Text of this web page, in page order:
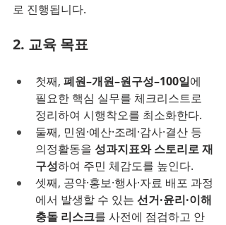
로 진행됩니다.
2. 교육 목표
첫째, 폐원–개원–원구성–100일에
필요한 핵심 실무를 체크리스트로
정리하여 시행착오를 최소화한다.
둘째, 민원·예산·조례·감사·결산 등
의정활동을 성과지표와 스토리로 재
구성하여 주민 체감도를 높인다.
셋째, 공약·홍보·행사·자료 배포 과정
에서 발생할 수 있는 선거·윤리·이해
충돌 리스크를 사전에 점검하고 안